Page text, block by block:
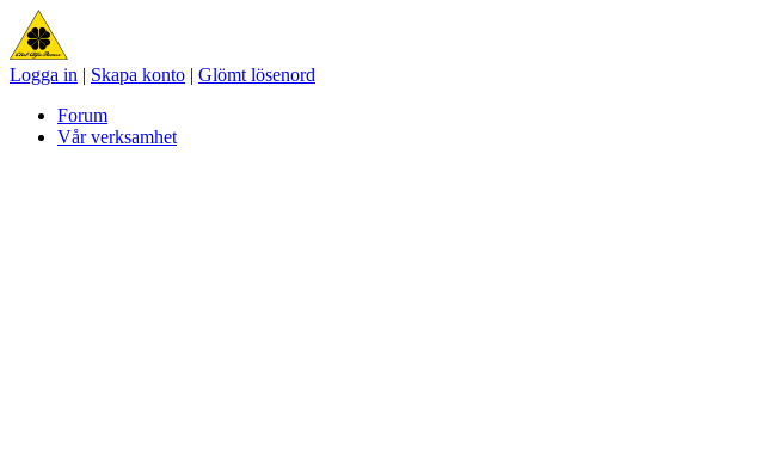
Logga in | Skapa konto | Glömt lösenord
Forum
Vår verksamhet